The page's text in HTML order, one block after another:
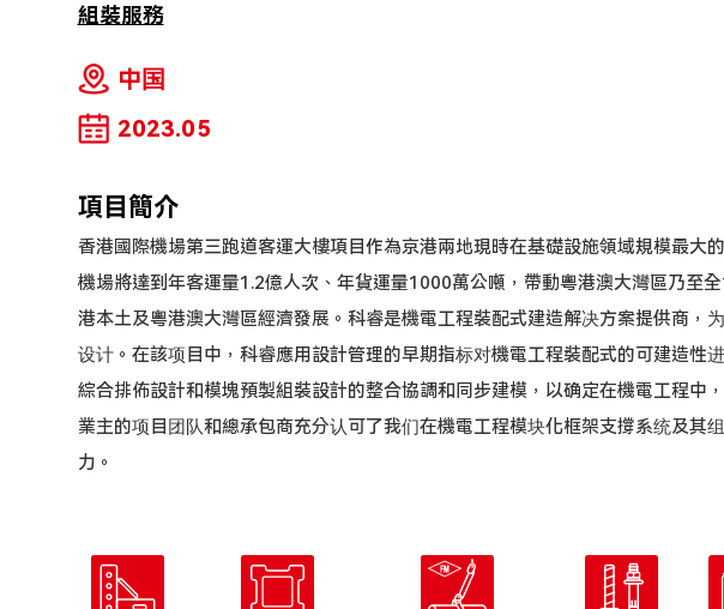
組裝服務
中国
2023.05
項目簡介
香港國際機場第三跑道客運大樓項目作為京港兩地現時在基礎設施領域規模最大
機場將達到年客運量1.2億人次、年貨運量1000萬公噸，帶動粵港澳大灣區乃至
港本土及粵港澳大灣區經濟發展。科睿是機電工程裝配式建造解决方案提供商，
设计。在該项目中，科睿應用設計管理的早期指标对機電工程裝配式的可建造性
綜合排佈設計和模塊預製組裝設計的整合協調和同步建模，以确定在機電工程中
業主的项目团队和總承包商充分认可了我们在機電工程模块化框架支撐系统及其
力。